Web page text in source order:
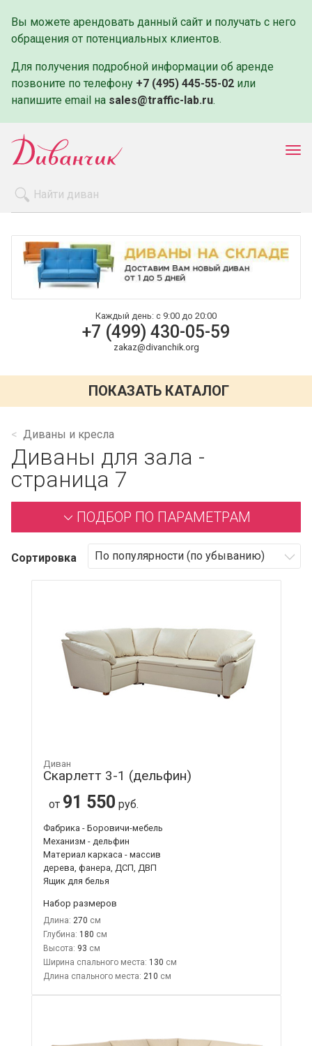
Вы можете арендовать данный сайт и получать с него
обращения от потенциальных клиентов.
Для получения подробной информации об аренде
позвоните по телефону +7 (495) 445-55-02 или
напишите email на sales@traffic-lab.ru.
Оплата и доставка
Контакты
Каждый день: с 9:00 до 20:00
+7 (499) 430-05-59
zakaz@divanchik.org
ПОКАЗАТЬ КАТАЛОГ
Диваны и кресла
Диваны для зала -
страница 7
ПОДБОР ПО ПАРАМЕТРАМ
Сортировка
Диван
Скарлетт 3-1 (дельфин)
от 91 550 руб.
Фабрика - Боровичи-мебель
Механизм - дельфин
Материал каркаса - массив
дерева, фанера, ДСП, ДВП
Ящик для белья
Набор размеров
Длина: 270
Глубина: 180
Высота: 93
Ширина спального места: 130
Длина спального места: 210